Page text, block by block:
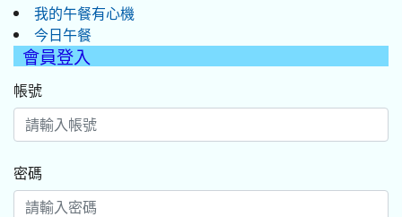
我的午餐有心機
今日午餐
會員登入
帳號
密碼